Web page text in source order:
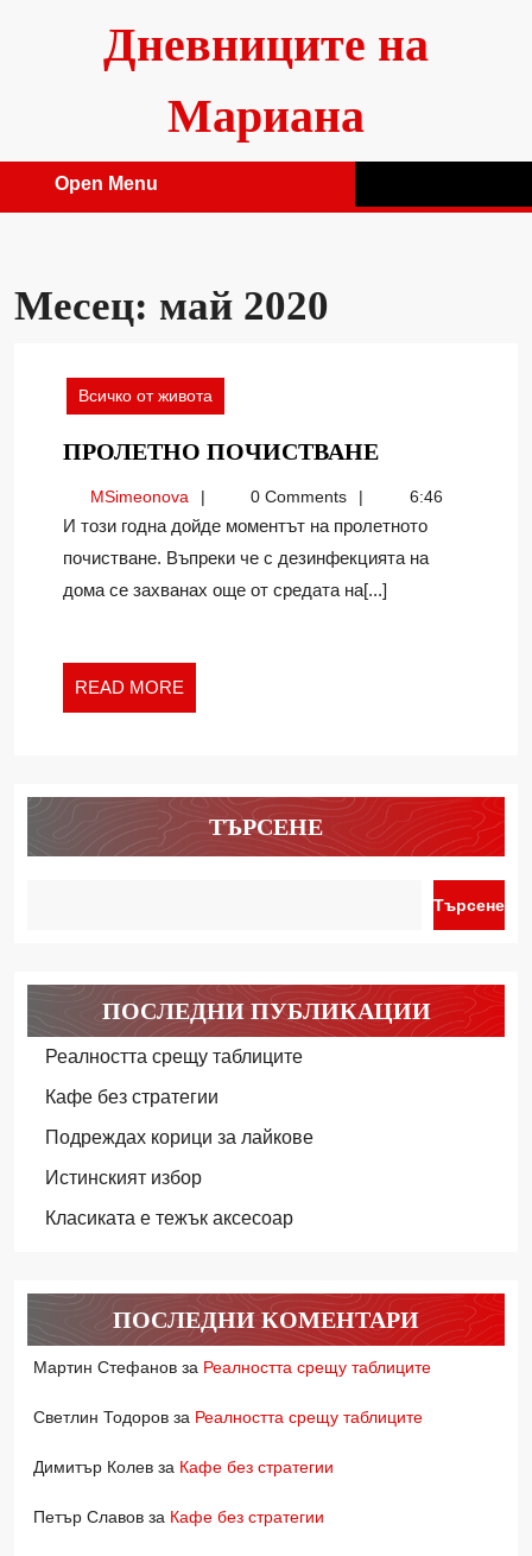
Дневниците на
Мариана
Open Menu
Месец: май 2020
Всичко от живота
ПРОЛЕТНО ПОЧИСТВАНЕПРОЛЕТНО
MSimeonovaMSimeonova0 Comments 6:46
И този годна дойде моментът на пролетното
почистване. Въпреки че с дезинфекцията на
дома се захванах още от средата на[...]
READ MORE
MORE
ТЪРСЕНЕ
Търсене
ПОСЛЕДНИ ПУБЛИКАЦИИ
Реалността срещу таблиците
Кафе без стратегии
Подреждах корици за лайкове
Истинският избор
Класиката е тежък аксесоар
ПОСЛЕДНИ КОМЕНТАРИ
Мартин Стефанов за Реалността срещу таблиците
Светлин Тодоров за Реалността срещу таблиците
Димитър Колев за Кафе без стратегии
Петър Славов за Кафе без стратегии